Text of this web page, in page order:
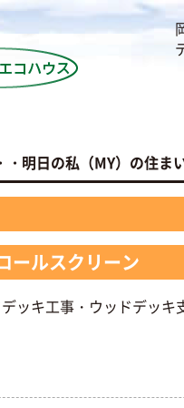
・明日の私（MY）の住ま
ールスクリーン
ッキ工事・ウッドデッキ